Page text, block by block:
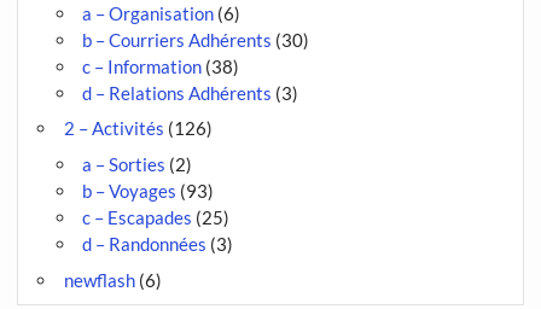
a – Organisation(6)
b – Courriers Adhérents (30)
c – Information(38)
d – Relations Adhérents (3)
2 – Activités (126)
a – Sorties (2)
b – Voyages (93)
c – Escapades (25)
d – Randonnées (3)
newflash(6)